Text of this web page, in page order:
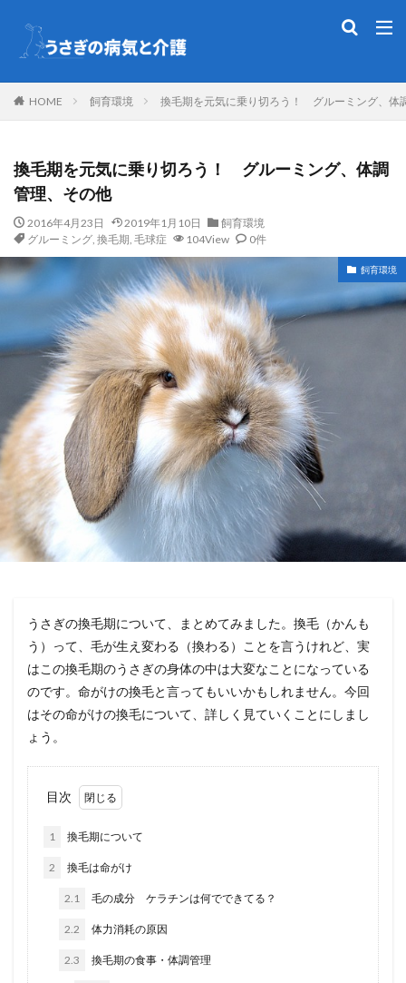
HOME 飼育環境 換毛期を元気に乗り切ろう！ グルーミング、体
換毛期を元気に乗り切ろう！ グルーミング、体調
管理、その他
2016年4月23日 2019年1月10日
飼育環境
グルーミング, 換毛期, 毛球症 104View 0件
飼育環境
うさぎの換毛期について、まとめてみました。換毛（かんも
う）って、毛が生え変わる（換わる）ことを言うけれど、実
はこの換毛期のうさぎの身体の中は大変なことになっている
のです。命がけの換毛と言ってもいいかもしれません。今回
はその命がけの換毛について、詳しく見ていくことにしまし
ょう。
目次
1 換毛期について
2 換毛は命がけ
2.1 毛の成分 ケラチンは何でできてる？
2.2 体力消耗の原因
2.3 換毛期の食事・体調管理